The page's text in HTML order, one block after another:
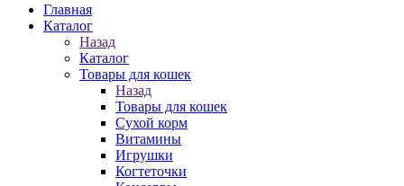
Главная
Каталог
Назад
Каталог
Товары для кошек
Назад
Товары для кошек
Cухой корм
Витамины
Игрушки
Когтеточки